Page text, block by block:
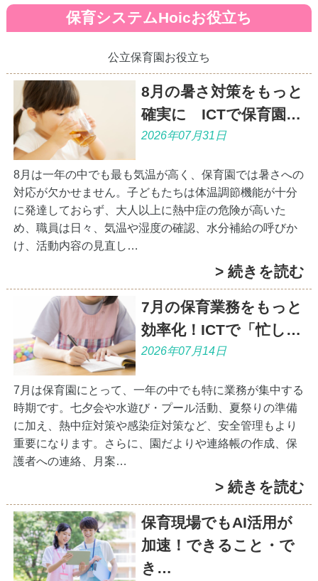
保育システムHoicお役立ち
公立保育園お役立ち
8月の暑さ対策をもっと
確実に ICTで保育園…
2026年07月31日
8月は一年の中でも最も気温が高く、保育園では暑さへの
対応が欠かせません。子どもたちは体温調節機能が十分
に発達しておらず、大人以上に熱中症の危険が高いた
め、職員は日々、気温や湿度の確認、水分補給の呼びか
け、活動内容の見直し…
> 続きを読む
7月の保育業務をもっと
効率化！ICTで「忙し…
2026年07月14日
7月は保育園にとって、一年の中でも特に業務が集中する
時期です。七夕会や水遊び・プール活動、夏祭りの準備
に加え、熱中症対策や感染症対策など、安全管理もより
重要になります。さらに、園だよりや連絡帳の作成、保
護者への連絡、月案…
> 続きを読む
保育現場でもAI活用が
加速！できること・で
き…